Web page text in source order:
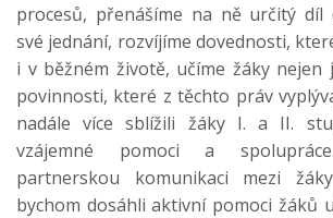
procesů, přenášíme na ně určitý díl
své jednání, rozvíjíme dovednosti,
i v běžném životě, učíme žáky nejen
povinnosti, které z těchto práv
nadále více sblížili žáky I. a II.
vzájemné pomoci a
partnerskou komunikaci mezi
bychom dosáhli aktivní pomoci žáků